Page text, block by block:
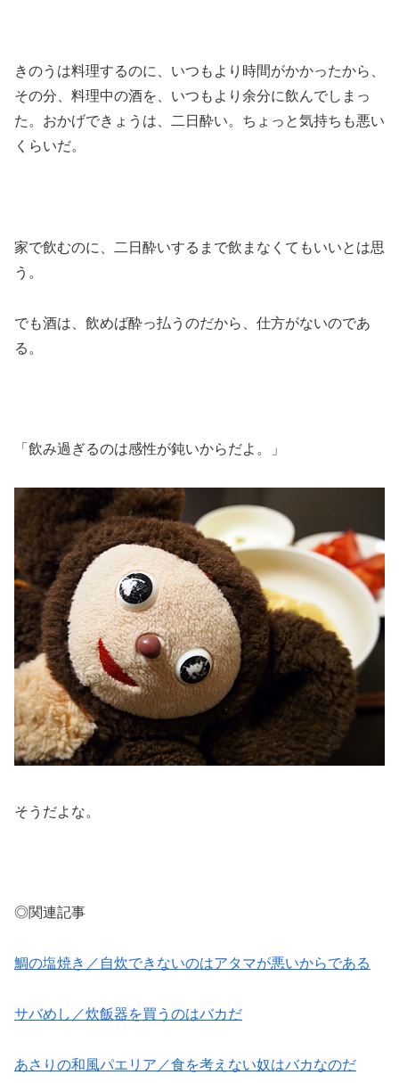
きのうは料理するのに、いつもより時間がかかったから、
その分、料理中の酒を、いつもより余分に飲んでしまっ
た。おかげできょうは、二日酔い。ちょっと気持ちも悪い
くらいだ。
家で飲むのに、二日酔いするまで飲まなくてもいいとは思
う。
でも酒は、飲めば酔っ払うのだから、仕方がないのであ
る。
「飲み過ぎるのは感性が鈍いからだよ。」
そうだよな。
◎関連記事
鯛の塩焼き／自炊できないのはアタマが悪いからである
サバめし／炊飯器を買うのはバカだ
あさりの和風パエリア／食を考えない奴はバカなのだ